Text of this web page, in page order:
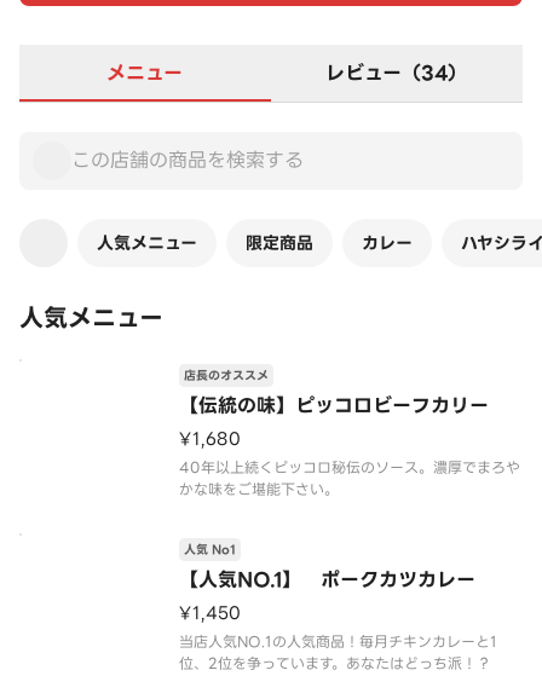
メニュー レビュー（34）
人気メニュー 限定商品 カレー ハヤシラ
人気メニュー
【伝統の味】ピッコロビーフカリー
店長のオススメ
¥1,680
40年以上続くピッコロ秘伝のソース。濃厚でまろや
かな味をご堪能下さい。
【人気NO.1】 ポークカツカレー
人気 No1
¥1,450
当店人気NO.1の人気商品！毎月チキンカレーと1
位、2位を争っています。あなたはどっち派！？